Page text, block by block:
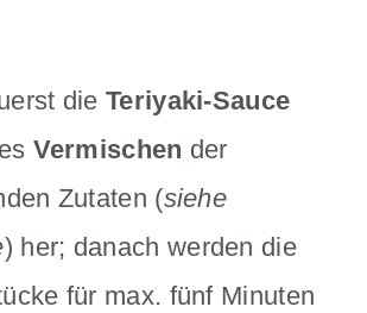
die Teriyaki-Sauce
Vermischen der
Zutaten (siehe
) her; danach werden die
für max. fünf Minuten